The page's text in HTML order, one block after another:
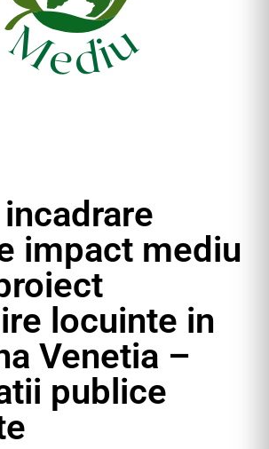
impact mediu
locuinte in
Venetia –
publice